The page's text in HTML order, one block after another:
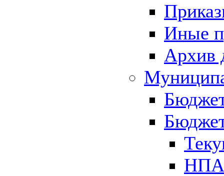
Иные
Архив
НПА